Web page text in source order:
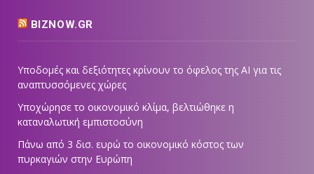
BIZNOW.GR
Υποδομές και δεξιότητες κρίνουν το όφελος της AI για τις
αναπτυσσόμενες χώρες
Υποχώρησε το οικονομικό κλίμα, βελτιώθηκε η
καταναλωτική εμπιστοσύνη
Πάνω από 3 δισ. ευρώ το οικονομικό κόστος των
πυρκαγιών στην Ευρώπη